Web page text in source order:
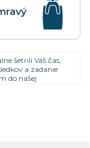
šetrili Váš čas,
a zadanie
do našej
variantov,
však po dobu
zo